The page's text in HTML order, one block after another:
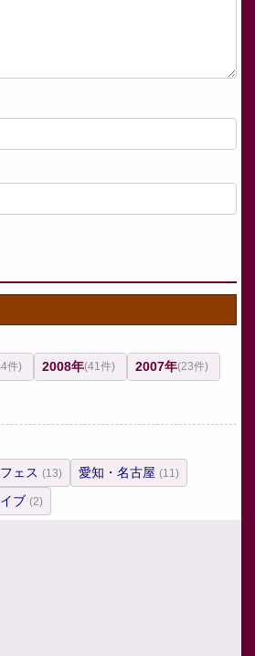
件) 2008年(41件) 2007年(23件)
ェス (13) 愛知・名古屋 (11)
ブ (2)